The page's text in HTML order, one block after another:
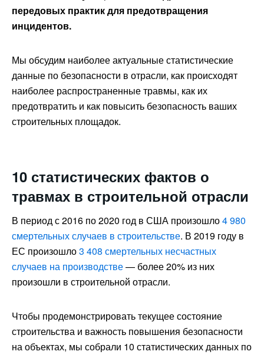
передовых практик для предотвращения
инцидентов.
Мы обсудим наиболее актуальные статистические
данные по безопасности в отрасли, как происходят
наиболее распространенные травмы, как их
предотвратить и как повысить безопасность ваших
строительных площадок.
10 статистических фактов о
травмах в строительной отрасли
В период с 2016 по 2020 год в США произошло4 980
смертельных случаев в строительстве. В 2019 году в
ЕС произошло3 408 смертельных несчастных
случаев на производстве— более 20% из них
произошли в строительной отрасли.
Чтобы продемонстрировать текущее состояние
строительства и важность повышения безопасности
на объектах, мы собрали 10 статистических данных по